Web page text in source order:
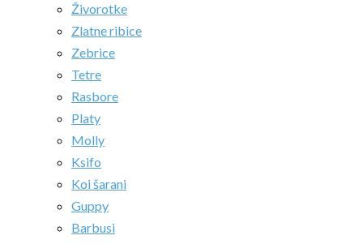
Živorotke
Zlatne ribice
Zebrice
Tetre
Rasbore
Platy
Molly
Ksifo
Koi šarani
Guppy
Barbusi